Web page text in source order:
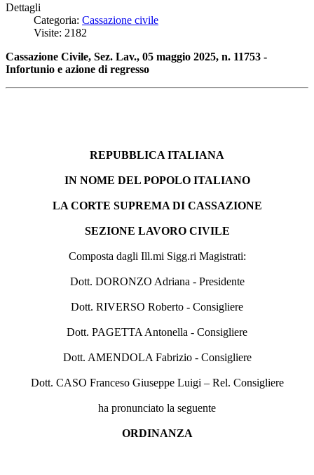
Dettagli
Categoria: Cassazione civile
Visite: 2182
Cassazione Civile, Sez. Lav., 05 maggio 2025, n. 11753 -
Infortunio e azione di regresso
REPUBBLICA ITALIANA
IN NOME DEL POPOLO ITALIANO
LA CORTE SUPREMA DI CASSAZIONE
SEZIONE LAVORO CIVILE
Composta dagli Ill.mi Sigg.ri Magistrati:
Dott. DORONZO Adriana - Presidente
Dott. RIVERSO Roberto - Consigliere
Dott. PAGETTA Antonella - Consigliere
Dott. AMENDOLA Fabrizio - Consigliere
Dott. CASO Franceso Giuseppe Luigi – Rel. Consigliere
ha pronunciato la seguente
ORDINANZA